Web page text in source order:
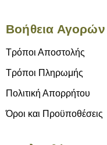
Βοήθεια Αγορών
Τρόποι Αποστολής
Τρόποι Πληρωμής
Πολιτική Απορρήτου
Όροι και Προϋποθέσεις